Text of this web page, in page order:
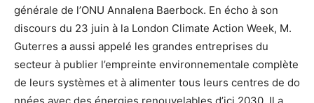
générale de l’ONU Annalena Baerbock. En écho à son
discours du 23 juin à la London Climate Action Week, M.
Guterres a aussi appelé les grandes entreprises du
secteur à publier l’empreinte environnementale complète
de leurs systèmes et à alimenter tous leurs centres de do